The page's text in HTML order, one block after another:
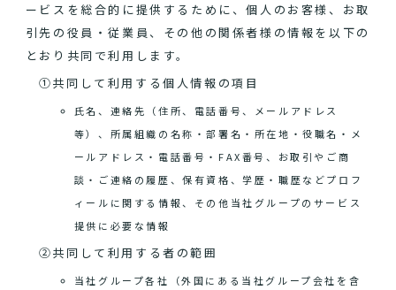
ービスを総合的に提供するために、個人のお客様、お取
引先の役員・従業員、その他の関係者様の情報を以下の
とおり共同で利用します。
①共同して利用する個人情報の項目
氏名、連絡先（住所、電話番号、メールアドレス
等）、所属組織の名称・部署名・所在地・役職名・メ
ールアドレス・電話番号・FAX番号、お取引やご商
談・ご連絡の履歴、保有資格、学歴・職歴などプロフ
ィールに関する情報、その他当社グループのサービス
提供に必要な情報
②共同して利用する者の範囲
当社グループ各社（外国にある当社グループ会社を含